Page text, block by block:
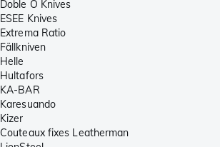
Doble O Knives
ESEE Knives
Extrema Ratio
Fällkniven
Helle
Hultafors
KA-BAR
Karesuando
Kizer
Couteaux fixes Leatherman